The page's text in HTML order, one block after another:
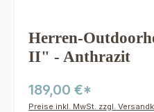
Herren-
II" - Anthrazit
189,00 €*
Preise inkl. MwSt. zzgl.